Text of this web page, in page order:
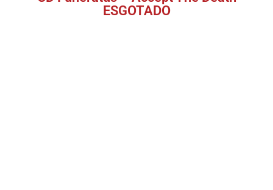
ESGOTADO